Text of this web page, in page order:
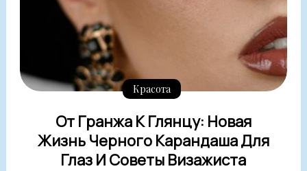
Красота
От Гранжа К Глянцу: Новая
Жизнь Черного Карандаша Для
Глаз И Советы Визажиста